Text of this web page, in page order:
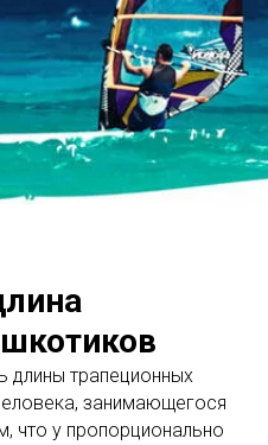
длины трапеционных
занимающегося
что у пропорционально